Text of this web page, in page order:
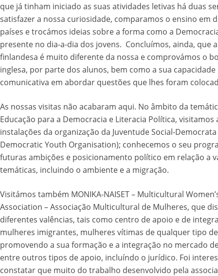
que já tinham iniciado as suas atividades letivas há duas
satisfazer a nossa curiosidade, comparamos o ensino em
países e trocámos ideias sobre a forma como a
presente no dia-a-dia dos jovens. Concluímos, ainda, que
finlandesa é muito diferente da nossa e comprovámos o
inglesa, por parte dos alunos, bem como a sua capacidade
comunicativa em abordar questões que lhes foram
As nossas visitas não acabaram aqui. No âmbito da
Educação para a Democracia e Literacia Política, visitamos
instalações da organização da Juventude Social-Democrata
Democratic Youth Organisation); conhecemos o seu
futuras ambições e posicionamento político em relação a
temáticas, incluindo o ambiente e a migração.
Visitámos também MONIKA-NAISET – Multicultural
Association – Associação Multicultural de Mulheres, que
diferentes valências, tais como centro de apoio e de
mulheres imigrantes, mulheres vítimas de qualquer tipo
promovendo a sua formação e a integração no mercado
entre outros tipos de apoio, incluíndo o jurídico. Foi
constatar que muito do trabalho desenvolvido pela